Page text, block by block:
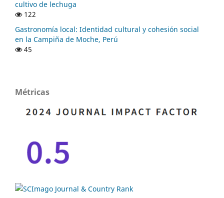
cultivo de lechuga
122
Gastronomía local: Identidad cultural y cohesión social
en la Campiña de Moche, Perú
45
Métricas